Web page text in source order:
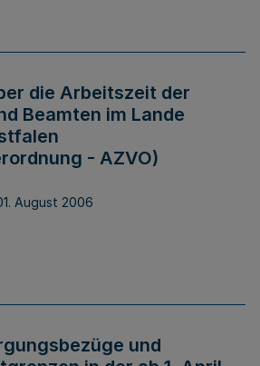
die Arbeitszeit der
Beamten im Lande
- AZVO)
August 2006
und